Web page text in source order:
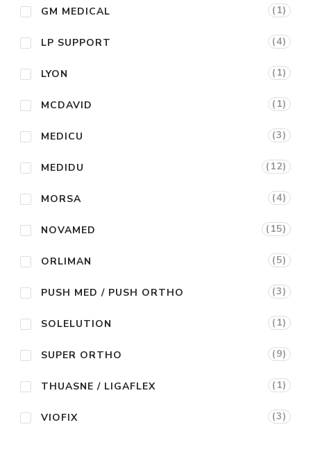
GM MEDICAL (1)
LP SUPPORT (4)
LYON (1)
MCDAVID (1)
MEDICU (3)
MEDIDU (12)
MORSA (4)
NOVAMED (15)
ORLIMAN (5)
PUSH MED / PUSH ORTHO (3)
SOLELUTION (1)
SUPER ORTHO (9)
THUASNE / LIGAFLEX (1)
VIOFIX (3)